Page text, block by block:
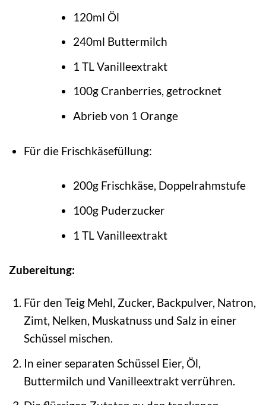
120ml Öl
240ml Buttermilch
1 TL Vanilleextrakt
100g Cranberries, getrocknet
Abrieb von 1 Orange
Für die Frischkäsefüllung:
200g Frischkäse, Doppelrahmstufe
100g Puderzucker
1 TL Vanilleextrakt
Zubereitung:
Für den Teig Mehl, Zucker, Backpulver, Natron,
Zimt, Nelken, Muskatnuss und Salz in einer
Schüssel mischen.
In einer separaten Schüssel Eier, Öl,
Buttermilch und Vanilleextrakt verrühren.